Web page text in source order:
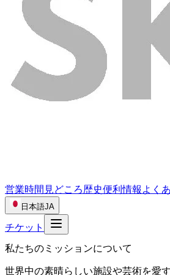
営業時間 見どころ歴史便利情報 よく
日本語JA
チケット
私たちのミッションについて
世界中の素晴らしい施設や芸術を愛